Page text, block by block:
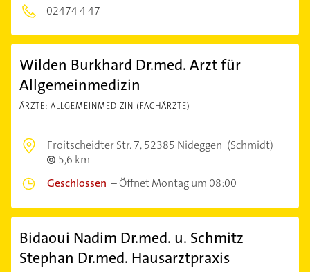
02474 4 47
Wilden Burkhard Dr.med. Arzt für
Allgemeinmedizin
ÄRZTE: ALLGEMEINMEDIZIN (FACHÄRZTE)
Froitscheidter Str. 7,52385 Nideggen (Schmidt)
5,6 km
Geschlossen –Öffnet Montag um 08:00
Bidaoui Nadim Dr.med. u. Schmitz
Stephan Dr.med. Hausarztpraxis